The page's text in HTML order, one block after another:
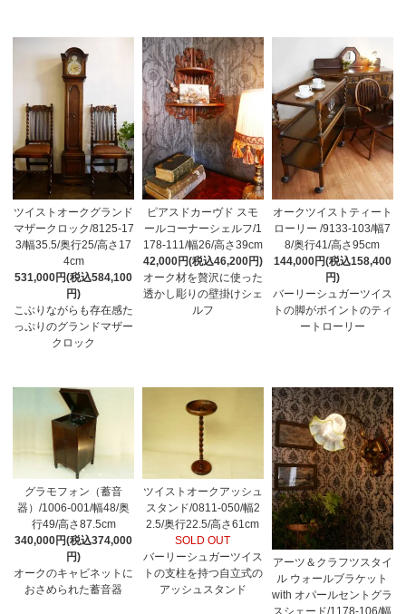
ツイストオークグランド
マザークロック/8125-17
3/幅35.5/奥行25/高さ17
4cm
531,000円(税込584,100
円)
こぶりながらも存在感た
っぷりのグランドマザー
クロック
ピアスドカーヴド スモ
ールコーナーシェルフ/1
178-111/幅26/高さ39cm
42,000円(税込46,200円)
オーク材を贅沢に使った
透かし彫りの壁掛けシェ
ルフ
オークツイストティート
ローリー /9133-103/幅7
8/奥行41/高さ95cm
144,000円(税込158,400
円)
バーリーシュガーツイス
トの脚がポイントのティ
ートローリー
グラモフォン（蓄音
器）/1006-001/幅48/奥
行49/高さ87.5cm
340,000円(税込374,000
円)
オークのキャビネットに
おさめられた蓄音器
ツイストオークアッシュ
スタンド/0811-050/幅2
2.5/奥行22.5/高さ61cm
SOLD OUT
バーリーシュガーツイス
トの支柱を持つ自立式の
アッシュスタンド
アーツ＆クラフツスタイ
ル ウォールブラケット
with オパールセントグラ
スシェード/1178-106/幅